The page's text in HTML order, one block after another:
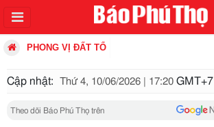
PHONG VỊ ĐẤT TỔ
Cập nhật: Thứ 4, 10/06/2026 | 17:20 GMT+7
Theo dõi Báo Phú Thọ trên